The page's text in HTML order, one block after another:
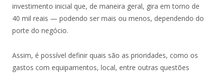
investimento inicial que, de maneira geral, gira em torno de
40 mil reais — podendo ser mais ou menos, dependendo do
porte do negócio.
Assim, é possível definir quais são as prioridades, como os
gastos com equipamentos, local, entre outras questões